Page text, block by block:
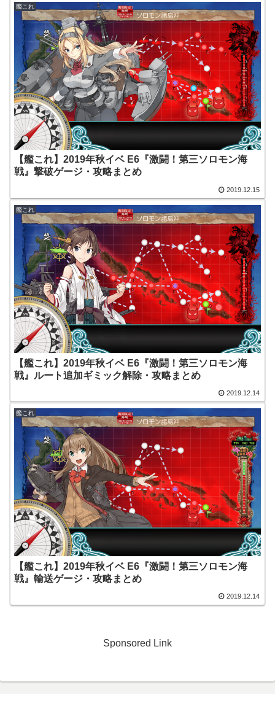
艦これ
【艦これ】2019年秋イベ E6『激闘！第三ソロモン海
戦』撃破ゲージ・攻略まとめ
2019.12.15
艦これ
【艦これ】2019年秋イベ E6『激闘！第三ソロモン海
戦』ルート追加ギミック解除・攻略まとめ
2019.12.14
艦これ
【艦これ】2019年秋イベ E6『激闘！第三ソロモン海
戦』輸送ゲージ・攻略まとめ
2019.12.14
Sponsored Link